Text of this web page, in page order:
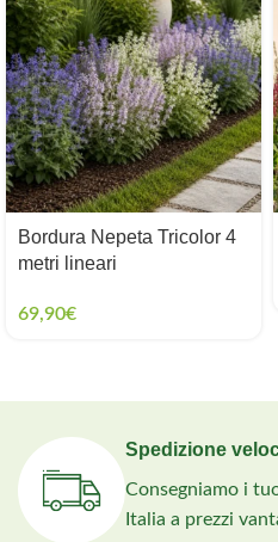
Bordura Nepeta Tricolor 4
metri lineari
69,90€
Spedizione
Consegniamo i
Italia a prezzi